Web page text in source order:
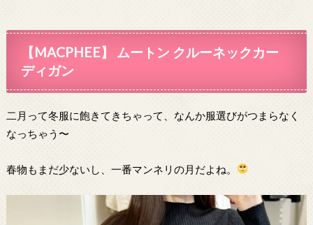
【MACPHEE】 ムートン クルーネックカー
ディガン
二月って冬服に飽きてきちゃって、なんか服選びがつまらなく
なっちゃう〜
春物もまだ少ないし、一番マンネリの月だよね。